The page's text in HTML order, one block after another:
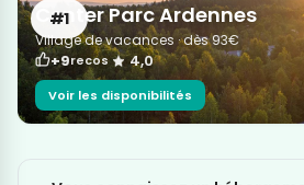
#1
Center Parc Ardennes
Village de vacances·dès 93€
+9recos 4,0
Voir les disponibilités